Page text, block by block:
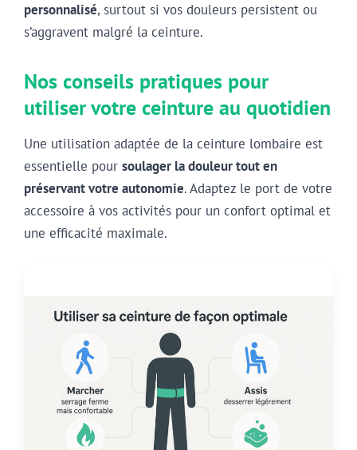
personnalisé, surtout si vos douleurs persistent ou
s’aggravent malgré la ceinture.
Nos conseils pratiques pour
utiliser votre ceinture au quotidien
Une utilisation adaptée de la ceinture lombaire est
essentielle pour soulager la douleur tout en
préservant votre autonomie. Adaptez le port de votre
accessoire à vos activités pour un confort optimal et
une efficacité maximale.